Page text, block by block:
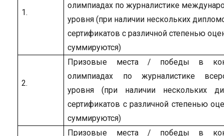
1.
олимпиадах по журналистике
уровня (при наличии нескольких
сертификатов с различной степенью
суммируются)
2.
Призовые места / победы в
олимпиадах по журналистике
уровня (при наличии нескольких
сертификатов с различной степенью
суммируются)
Призовые места / победы в